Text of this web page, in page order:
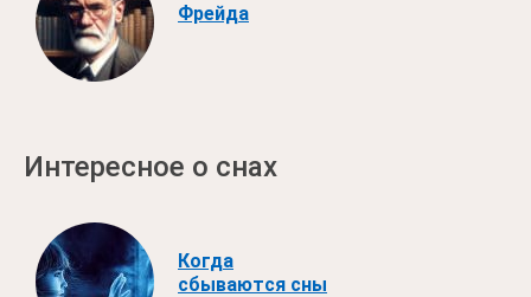
Фрейда
Интересное о снах
Когда
сбываются сны